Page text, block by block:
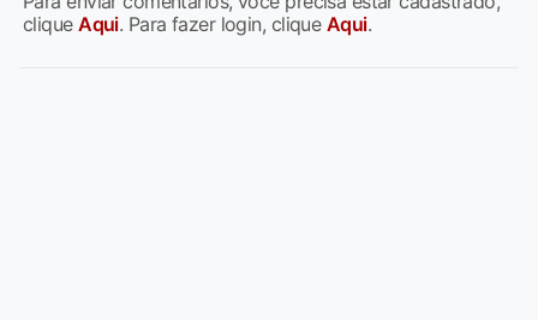
cliqueAqui. Para fazer login, clique Aqui.